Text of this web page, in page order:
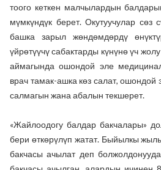
тоого кеткен малчылардын
мүмкүндүк берет. Окутуучулар сөз
башка зарыл жөндөмдөрдү
үйрөтүүчү сабактарды күнүнө үч
аймагында ошондой эле
врач тамак-ашка көз салат,
салмагын жана абалын текшерет.
«Жайлоодогу балдар бакчалары»
бери өткөрүлүп жатат. Быйылкы
бакчасы ачылат деп